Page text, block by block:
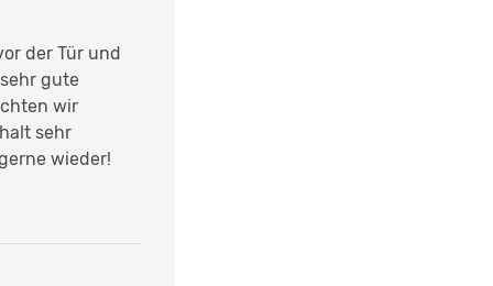
der Tür und
gute
wir
sehr
wieder!